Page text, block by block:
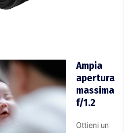
Ampia
apertura
massima
f/1.2
Ottieni un